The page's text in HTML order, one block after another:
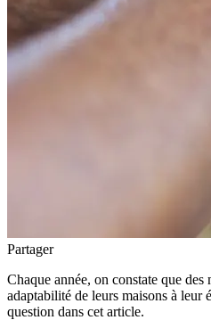
Partager
Chaque année, on constate que
adaptabilité de leurs maisons à leur
question dans cet article.